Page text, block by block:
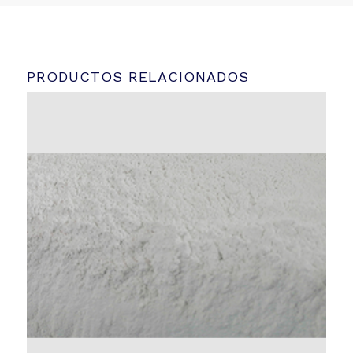
PRODUCTOS RELACIONADOS